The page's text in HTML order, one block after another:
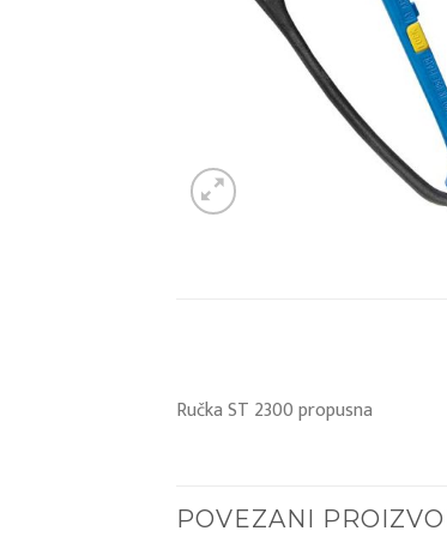
Ručka ST 2300 propusna
POVEZANI